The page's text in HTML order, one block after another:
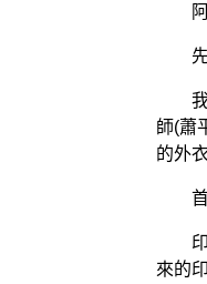
師(蕭
的外
來的